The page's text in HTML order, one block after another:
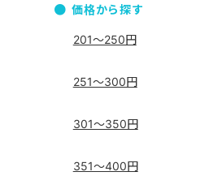
価格から探す
201～250円
251～300円
301～350円
351～400円